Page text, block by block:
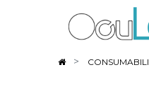
CONSUMABILI